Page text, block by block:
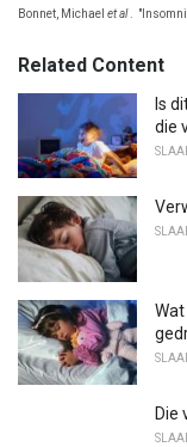
Bonnet, Michael et al.
Related Content
Is
die
Die